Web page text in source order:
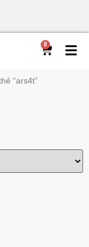
0
“ars4t”